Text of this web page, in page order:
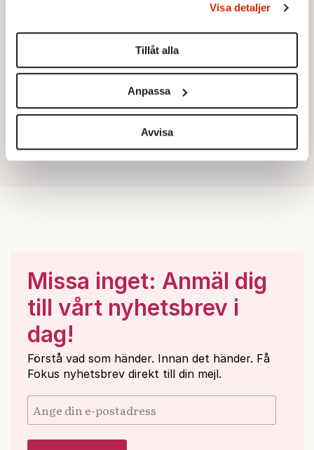
Du kan ändra eller dra tillbaka ditt samtycke när som
helst från cookie-förklaringen.
Vi använder enhetsidentifierare för att anpassa innehållet
för sociala medier och analysera vår trafik. Vi
vidarebefordrar även sådana identifierare och annan
information från din enhet till de sociala medier och
annons- och analysföretag som vi samarbetar med.
Dessa kan i sin tur kombinera informationen med annan
Visa detaljer
Tillåt alla
Anpassa
Avvisa
Missa inget: Anmäl dig
till vårt nyhetsbrev i
dag!
Förstå vad som händer. Innan det händer. Få
Fokus nyhetsbrev direkt till din mejl.